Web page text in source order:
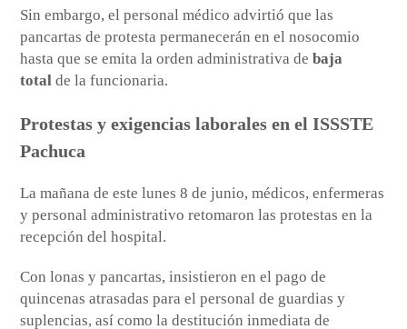
Sin embargo, el personal médico advirtió que las
pancartas de protesta permanecerán en el nosocomio
hasta que se emita la orden administrativa debaja
total de la funcionaria.
Protestas y exigencias laborales en el ISSSTE
Pachuca
La mañana de este lunes 8 de junio, médicos, enfermeras
y personal administrativo retomaron las protestas en la
recepción del hospital.
Con lonas y pancartas, insistieron en el pago de
quincenas atrasadas para el personal de guardias y
suplencias, así como la destitución inmediata de